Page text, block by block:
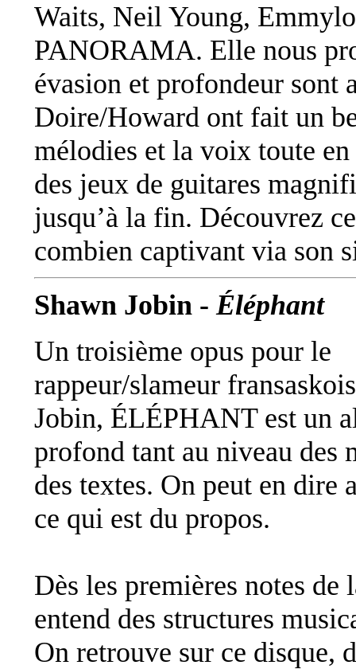
Waits, Neil Young,
PANORAMA. Elle nous
évasion et profondeur sont
Doire/Howard ont fait un
mélodies et la voix toute
des jeux de guitares
jusqu’à la fin. Découvrez
combien captivant via son
Shawn Jobin -Éléphant
Un troisième opus pour le
rappeur/slameur
Jobin, ÉLÉPHANT est un
profond tant au niveau des
des textes. On peut en dire
ce qui est du propos.
Dès les premières notes
entend des structures
On retrouve sur ce disque,